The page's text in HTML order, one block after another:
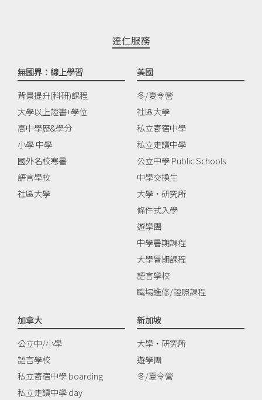
達仁服務
無國界：線上學習
背景提升(科研)課程
大學以上證書+學位
高中學歷&學分
小學 中學
國外名校寒暑
語言學校
社區大學
美國
冬/夏令營
社區大學
私立寄宿中學
私立走讀中學
公立中學 Public Schools
中學交換生
大學‧研究所
條件式入學
遊學團
中學暑期課程
大學暑期課程
語言學校
職場進修/證照課程
加拿大
公立中/小學
語言學校
私立寄宿中學 boarding
私立走讀中學 day
新加坡
大學‧研究所
遊學團
冬/夏令營